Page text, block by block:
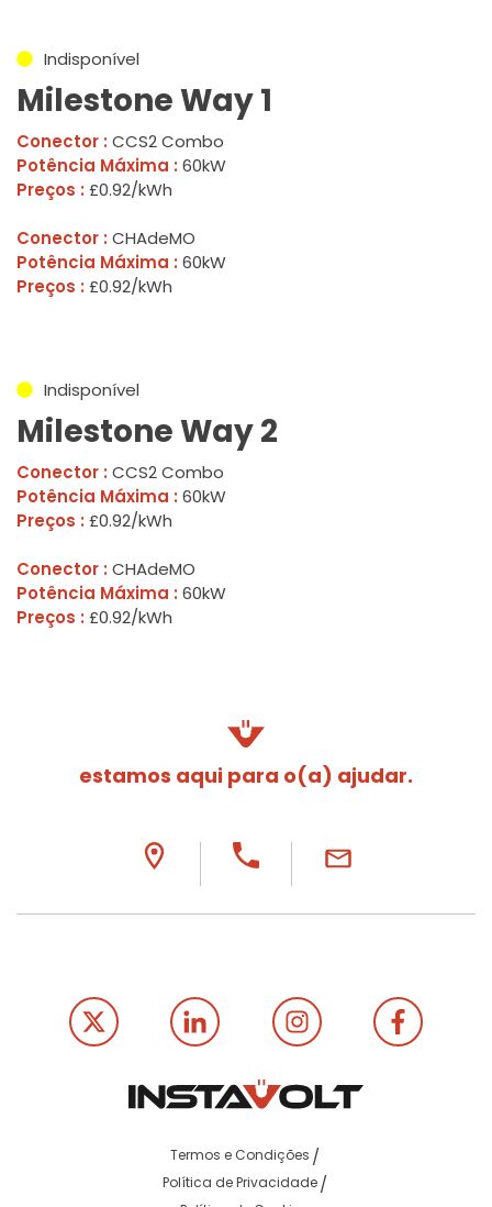
Indisponível
Milestone Way 1
Conector : CCS2 Combo
Potência Máxima : 60kW
Preços : £0.92/kWh
Conector : CHAdeMO
Potência Máxima : 60kW
Preços : £0.92/kWh
Indisponível
Milestone Way 2
Conector : CCS2 Combo
Potência Máxima : 60kW
Preços : £0.92/kWh
Conector : CHAdeMO
Potência Máxima : 60kW
Preços : £0.92/kWh
estamos aqui para o(a) ajudar.
Termos e Condições
Política de Privacidade